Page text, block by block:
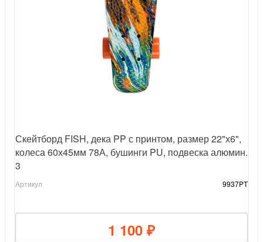
Скейтборд FISH, дека PP с принтом, размер 22"х6",
колеса 60х45мм 78А, бушинги PU, подвеска алюмин.
3
Артикул 9937PT
1 100 ₽